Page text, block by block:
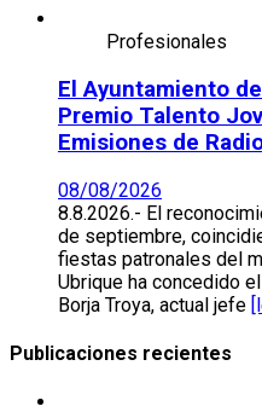
Profesionales
El Ayuntamiento
Premio Talento
Emisiones de
08/08/2026
8.8.2026.- El
de septiembre,
fiestas patronales del
Ubrique ha concedido
Borja Troya, actual jefe
Publicaciones recientes